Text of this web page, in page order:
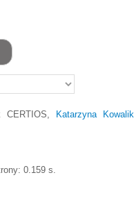
CERTIOS
Katarzyna Kowalik
0.159 s.